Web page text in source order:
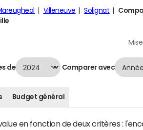
Villeneuve Solignat
de Comparer avec
Budget général
en fonction de deux critères :